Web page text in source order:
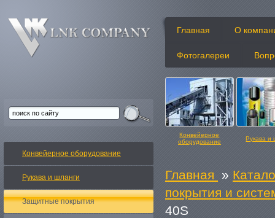
Главная О
Фотогалереи
Конвейерное
оборудование
Рукава и
Конвейерные ленты
Главная »
покрытия и
40S
Конвейерное оборудование
Рукава и шланги
Защитные покрытия